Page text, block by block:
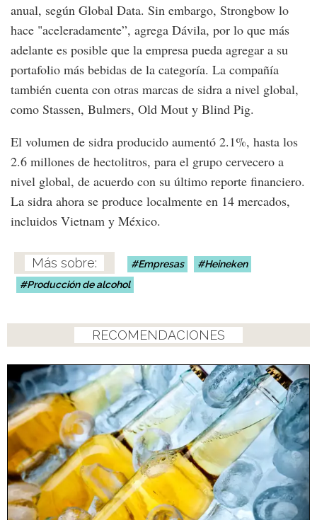
anual, según Global Data. Sin embargo, Strongbow lo
hace "aceleradamente”, agrega Dávila, por lo que más
adelante es posible que la empresa pueda agregar a su
portafolio más bebidas de la categoría. La compañía
también cuenta con otras marcas de sidra a nivel global,
como Stassen, Bulmers, Old Mout y Blind Pig.
El volumen de sidra producido aumentó 2.1%, hasta los
2.6 millones de hectolitros, para el grupo cervecero a
nivel global, de acuerdo con su último reporte financiero.
La sidra ahora se produce localmente en 14 mercados,
incluidos Vietnam y México.
Empresas
Heineken
Producción de alcohol
RECOMENDACIONES